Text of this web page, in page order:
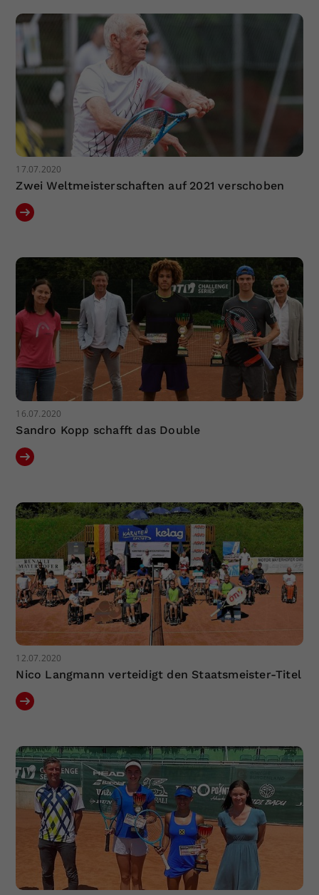
17.07.2020
Zwei Weltmeisterschaften auf 2021 verschoben
16.07.2020
Sandro Kopp schafft das Double
12.07.2020
Nico Langmann verteidigt den Staatsmeister-Titel
Zweck
Dieser Wert speichert Ihre Consent-
Einstellungen. Unter anderem eine
zufällig generierte ID, für die
historische Speicherung Ihrer
vorgenommen Einstellungen, falls der
Webseiten-Betreiber dies eingestellt
hat.